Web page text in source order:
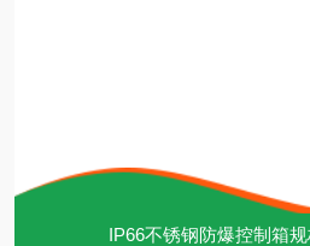
IP66不锈钢防爆控制箱